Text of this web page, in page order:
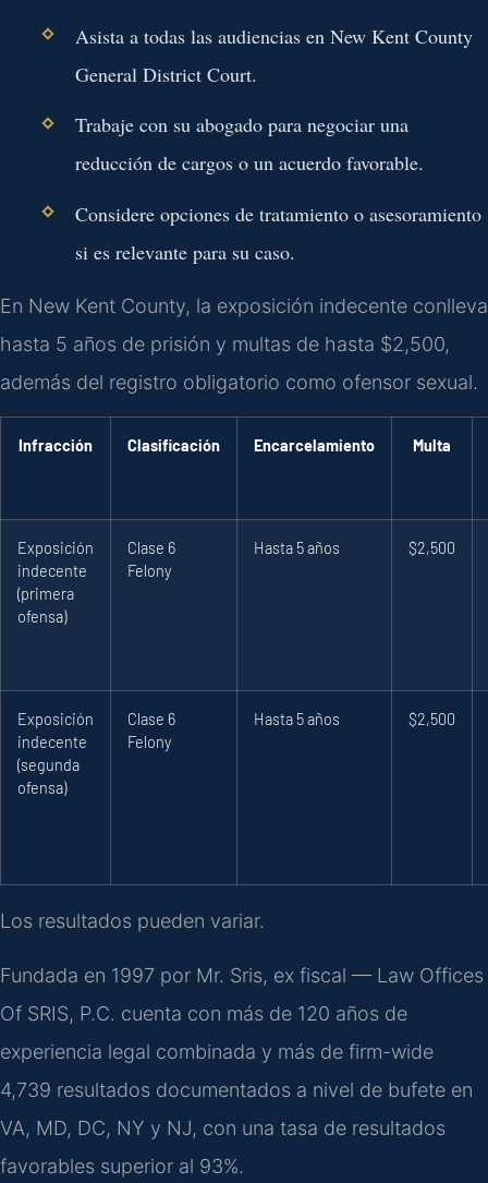
Asista a todas las audiencias en New Kent County
General District Court.
Trabaje con su abogado para negociar una
reducción de cargos o un acuerdo favorable.
Considere opciones de tratamiento o asesoramiento
si es relevante para su caso.
En New Kent County, la exposición indecente conlleva
hasta 5 años de prisión y multas de hasta $2,500,
además del registro obligatorio como ofensor sexual.
Infracción Clasificación Encarcelamiento Multa
Exposición
indecente
(primera
ofensa)
Clase 6
Felony
Hasta 5 años $2,500
Exposición
indecente
(segunda
ofensa)
Clase 6
Felony
Hasta 5 años $2,500
Los resultados pueden variar.
Fundada en 1997 por Mr. Sris, ex fiscal — Law Offices
Of SRIS, P.C. cuenta con más de 120 años de
experiencia legal combinada y más de firm-wide
4,739 resultados documentados a nivel de bufete en
VA, MD, DC, NY y NJ, con una tasa de resultados
favorables superior al 93%.